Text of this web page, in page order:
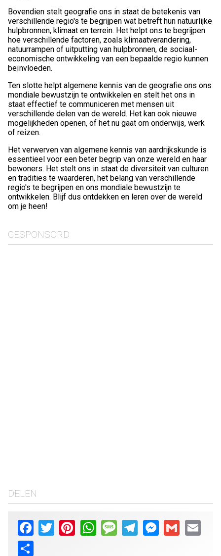
Bovendien stelt geografie ons in staat de betekenis van
verschillende regio's te begrijpen wat betreft hun natuurlijke
hulpbronnen, klimaat en terrein. Het helpt ons te begrijpen
hoe verschillende factoren, zoals klimaatverandering,
natuurrampen of uitputting van hulpbronnen, de sociaal-
economische ontwikkeling van een bepaalde regio kunnen
beïnvloeden.
Ten slotte helpt algemene kennis van de geografie ons ons
mondiale bewustzijn te ontwikkelen en stelt het ons in
staat effectief te communiceren met mensen uit
verschillende delen van de wereld. Het kan ook nieuwe
mogelijkheden openen, of het nu gaat om onderwijs, werk
of reizen.
Het verwerven van algemene kennis van aardrijkskunde is
essentieel voor een beter begrip van onze wereld en haar
bewoners. Het stelt ons in staat de diversiteit van culturen
en tradities te waarderen, het belang van verschillende
regio's te begrijpen en ons mondiale bewustzijn te
ontwikkelen. Blijf dus ontdekken en leren over de wereld
om je heen!
GESPONSORD
DELEN
Facebook
Twitter PinterestWhatsAppMessageTelegramMessenger
Gmail Email
Share